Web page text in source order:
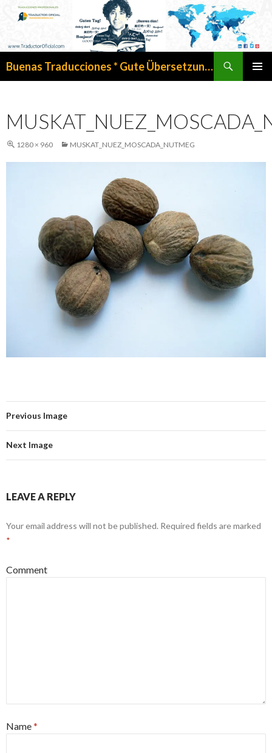
Buenas Traducciones * Gute Übersetzungen
1280 × 960 MUSKAT_NUEZ_MOSCADA_NUTMEG
Previous Image
Next Image
LEAVE A REPLY
Your email address will not be published. Required fields are marked
*
Comment
Name*